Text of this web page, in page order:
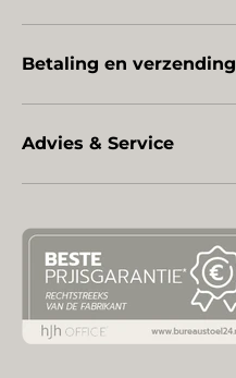
Betaling en verzending
Advies & Service